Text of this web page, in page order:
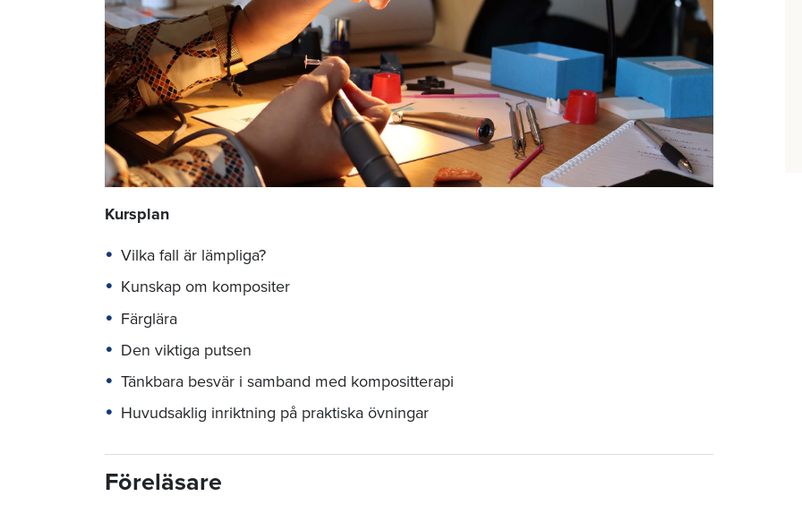
Kursplan
Vilka fall är lämpliga?
Kunskap om kompositer
Färglära
Den viktiga putsen
Tänkbara besvär i samband med kompositterapi
Huvudsaklig inriktning på praktiska övningar
Föreläsare